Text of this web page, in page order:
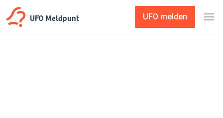
UFO Meldpunt UFO melden